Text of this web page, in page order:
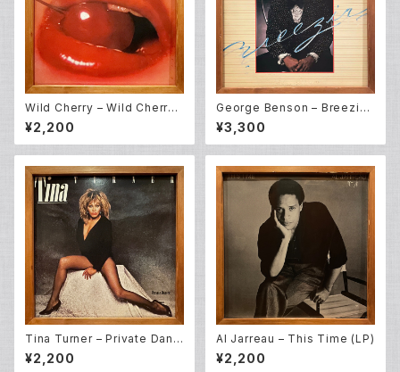
Wild Cherry – Wild Cherry
(LP)
¥2,200
George Benson – Breezin'
(LP)
¥3,300
Tina Turner – Private Danc
er (LP)
¥2,200
Al Jarreau – This Time (LP)
¥2,200